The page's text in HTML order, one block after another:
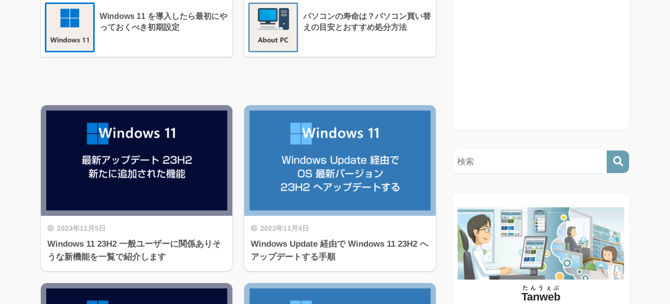
Windows 11 を導入したら最初にや
っておくべき初期設定
パソコンの寿命は？パソコン買い替
えの目安とおすすめ処分方法
2023年11月5日
Windows 11 23H2 一般ユーザーに関係ありそ
うな新機能を一覧で紹介します
2023年11月4日
Windows Update 経由で Windows 11 23H2 へ
アップデートする手順
Tanweb
たんうぇぶ